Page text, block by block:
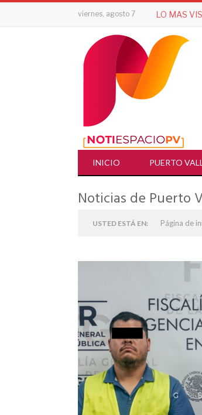
viernes, agosto 7 LO MAS
INICIO PUERTO
Noticias de Puerto
USTED ESTÁ EN: Página de